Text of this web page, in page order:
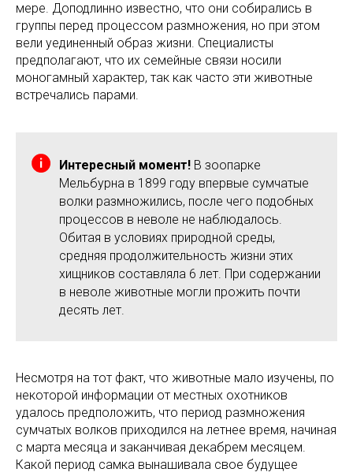
мере. Доподлинно известно, что они собирались в
группы перед процессом размножения, но при этом
вели уединенный образ жизни. Специалисты
предполагают, что их семейные связи носили
моногамный характер, так как часто эти животные
встречались парами.
Интересный момент! В зоопарке
Мельбурна в 1899 году впервые сумчатые
волки размножились, после чего подобных
процессов в неволе не наблюдалось.
Обитая в условиях природной среды,
средняя продолжительность жизни этих
хищников составляла 6 лет. При содержании
в неволе животные могли прожить почти
десять лет.
Несмотря на тот факт, что животные мало изучены, по
некоторой информации от местных охотников
удалось предположить, что период размножения
сумчатых волков приходился на летнее время, начиная
с марта месяца и заканчивая декабрем месяцем.
Какой период самка вынашивала свое будущее